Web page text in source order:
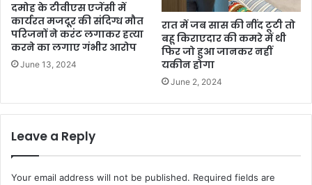
दमोह के टीवीएस एजेंसी में
कार्यरत मजदूर की संदिग्ध मौत
परिजनों ने करंट लगाकर हत्या
करने का लगाए गंभीर आरोप
June 13, 2024
रात में जब सास की नींद टूटी तो
बहू किराएदार की कमरे में थी
फिर जो हुआ जानकर नहीं
यकीन होगा
June 2, 2024
Leave a Reply
Your email address will not be published. Required fields are